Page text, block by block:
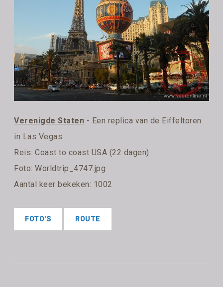
Verenigde Staten - Een replica van de Eiffeltoren
in Las Vegas
Reis:Coast to coast USA (22 dagen)
Foto: Worldtrip_4747.jpg
Aantal keer bekeken: 1002
FOTO'S ROUTE